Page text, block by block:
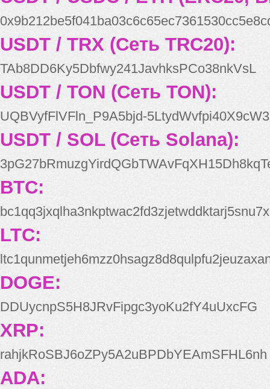
USDT / TRX (Сеть TRC20):
TAb8DD6Ky5Dbfwy241JavhksPCo38nkVsL
USDT / TON (Сеть TON):
UQBVyfFlVFln_P9A5bjd-
USDT / SOL (Сеть Solana):
BTC:
bc1qq3jxqlha3nkptwac2fd3zjetwddktarj5snu7x
LTC:
DOGE:
DDUycnpS5H8JRvFipgc3yoKu2fY4uUxcFG
XRP:
rahjkRoSBJ6oZPy5A2uBPDbYEAmSFHL6nh
ADA: